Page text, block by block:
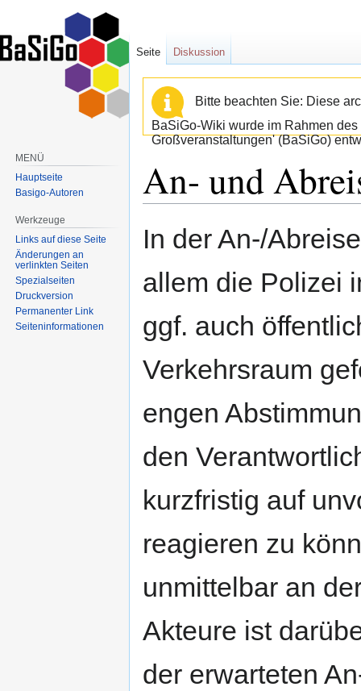
Bitte beachten Sie: Diese
BaSiGo-Wiki wurde im Rahmen
Großveranstaltungen' (BaSiGo)
An- und
Navigation
Suche
In der An-/
allem die Polizei
ggf. auch
Verkehrsraum
engen
den
kurzfristig auf
reagieren zu
unmittelbar an
Akteure ist
der erwarteten
Seite Diskussion
MENÜ
Hauptseite
Basigo-Autoren
Werkzeuge
Links auf diese Seite
Änderungen an
verlinkten Seiten
Spezialseiten
Druckversion
Permanenter Link
Seiten­informationen